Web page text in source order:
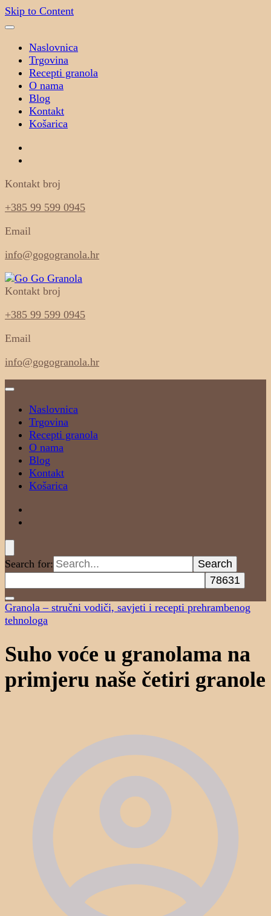
Skip to Content
Naslovnica
Trgovina
Recepti granola
O nama
Blog
Kontakt
Košarica
Kontakt broj
+385 99 599 0945
Email
info@gogogranola.hr
Go Go Granola
Kontakt broj
+385 99 599 0945
Email
info@gogogranola.hr
Naslovnica
Trgovina
Recepti granola
O nama
Blog
Kontakt
Košarica
Search for:
Granola – stručni vodiči, savjeti i recepti prehrambenog
tehnologa
Suho voće u granolama na
primjeru naše četiri granole